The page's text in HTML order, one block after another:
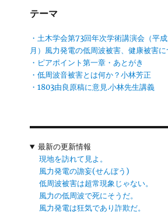
テーマ
・土木学会第73回年次学術講演会（平
月）風力発電の低周波被害、健康被害に
・ピアポイント第一章・あとがき
・低周波音被害とは何か？小林芳正
・1803由良原稿に意見.小林先生講義
最新の更新情報
現地を訪れて見よ。
風力発電の譫妄(せんぼう)
低周波被害は超常現象じゃない。
風力の低周波で死にそうだ。
風力発電は狂気であり詐欺だ。